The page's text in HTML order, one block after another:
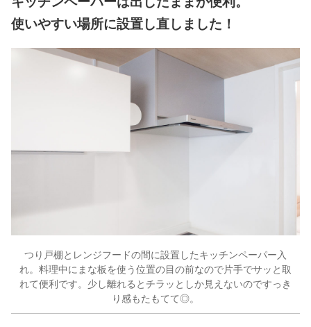
使いやすい場所に設置し直しました！
つり戸棚とレンジフードの間に設置したキッチンペーパー入
れ。料理中にまな板を使う位置の目の前なので片手でサッと取
れて便利です。少し離れるとチラッとしか見えないのですっき
り感もたもてて◎。